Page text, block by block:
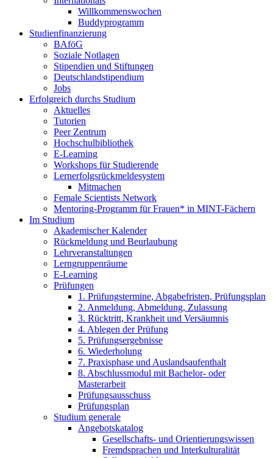
Willkommenswochen
Buddyprogramm
Studienfinanzierung
BAföG
Soziale Notlagen
Stipendien und Stiftungen
Deutschlandstipendium
Jobs
Erfolgreich durchs Studium
Aktuelles
Tutorien
Peer Zentrum
Hochschulbibliothek
E-Learning
Workshops für Studierende
Lernerfolgsrückmeldesystem
Mitmachen
Female Scientists Network
Mentoring-Programm für Frauen* in MINT-Fächern
Im Studium
Akademischer Kalender
Rückmeldung und Beurlaubung
Lehrveranstaltungen
Lerngruppenräume
E-Learning
Prüfungen
1. Prüfungstermine, Abgabefristen, Prüfungsplan
2. Anmeldung, Abmeldung, Zulassung
3. Rücktritt, Krankheit und Versäumnis
4. Ablegen der Prüfung
5. Prüfungsergebnisse
6. Wiederholung
7. Praxisphase und Auslandsaufenthalt
8. Abschlussmodul mit Bachelor- oder
Masterarbeit
Prüfungsausschuss
Prüfungsplan
Studium generale
Angebotskatalog
Gesellschafts- und Orientierungswissen
Fremdsprachen und Interkulturalität